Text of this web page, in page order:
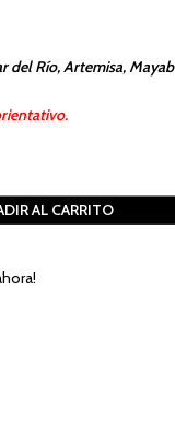
Río, Artemisa,
AL CARRITO